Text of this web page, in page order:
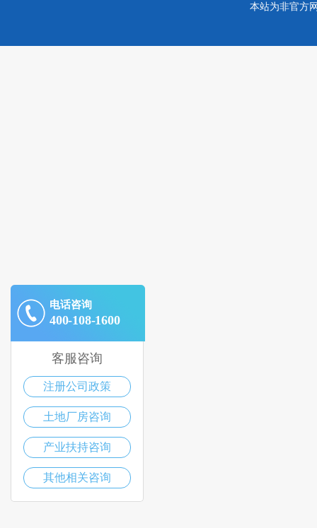
本站为非官方
电话咨询
400-108-1600
客服咨询
注册公司政策
土地厂房咨询
产业扶持咨询
其他相关咨询